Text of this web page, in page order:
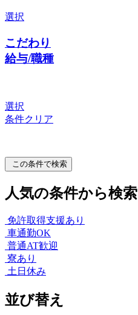
選択
こだわり
給与/職種
選択
条件クリア
この条件で検索
人気の条件から検索
免許取得支援あり
車通勤OK
普通AT歓迎
寮あり
土日休み
並び替え